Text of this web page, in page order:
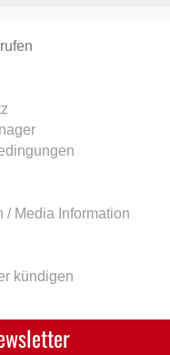
/ Media Information
kündigen